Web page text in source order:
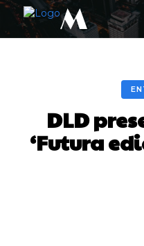
M
DLD
‘Futura